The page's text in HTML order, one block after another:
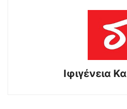
Ιφιγένεια